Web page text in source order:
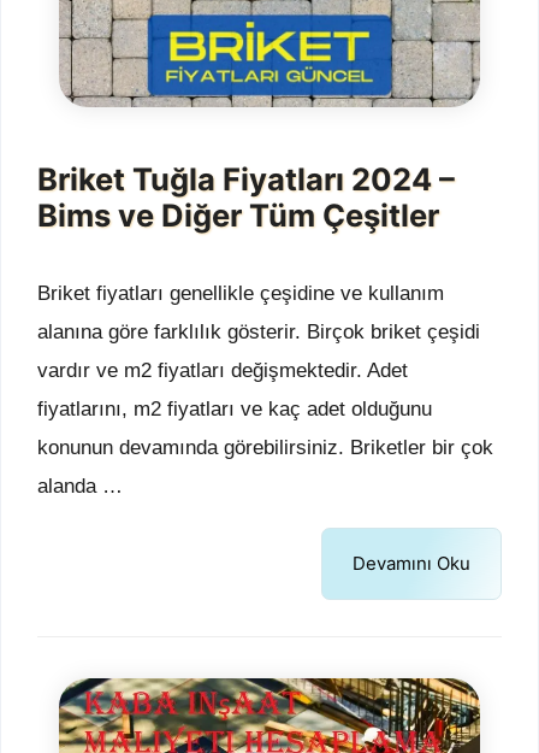
Briket Tuğla Fiyatları 2024 –
Bims ve Diğer Tüm Çeşitler
Briket fiyatları genellikle çeşidine ve kullanım
alanına göre farklılık gösterir. Birçok briket çeşidi
vardır ve m2 fiyatları değişmektedir. Adet
fiyatlarını, m2 fiyatları ve kaç adet olduğunu
konunun devamında görebilirsiniz. Briketler bir çok
alanda …
Devamını Oku